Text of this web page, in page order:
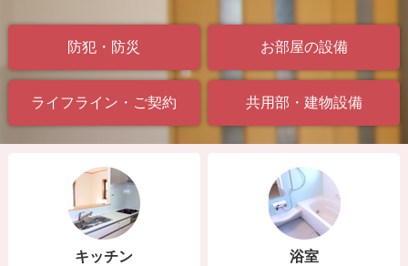
防犯・防災 お部屋の設備
ライフライン・ご契約 共用部・建物設備
キッチン 浴室